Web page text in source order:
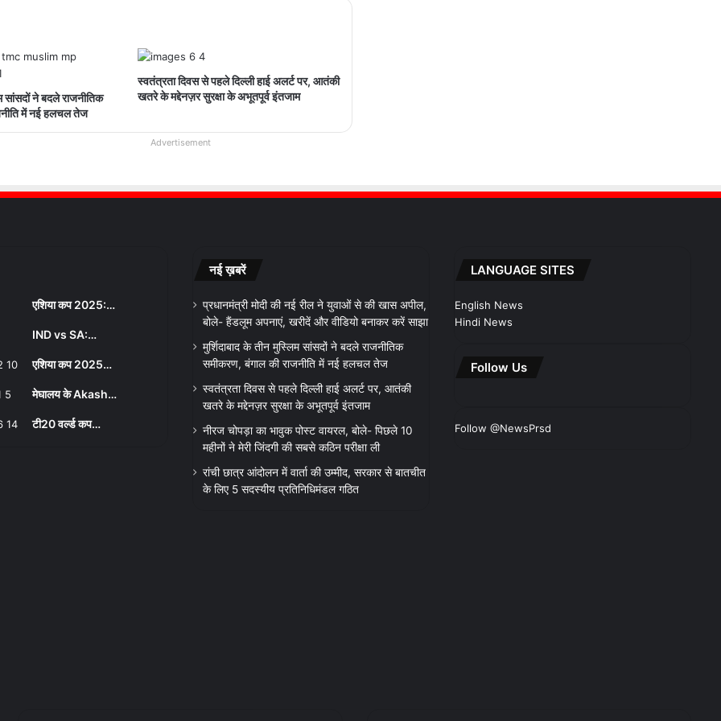
सांसदों ने बदले राजनीतिक
में नई हलचल तेज
स्वतंत्रता दिवस से पहले दिल्ली हाई अलर्ट पर, आतंकी
खतरे के मद्देनज़र सुरक्षा के अभूतपूर्व इंतजाम
Advertisement
एशिया कप 2025:…
IND vs SA:…
एशिया कप 2025…
मेघालय के Akash…
टी20 वर्ल्ड कप…
नई ख़बरें
प्रधानमंत्री मोदी की नई रील ने युवाओं से की खास अपील,
बोले- हैंडलूम अपनाएं, खरीदें और वीडियो बनाकर करें साझा
मुर्शिदाबाद के तीन मुस्लिम सांसदों ने बदले राजनीतिक
समीकरण, बंगाल की राजनीति में नई हलचल तेज
स्वतंत्रता दिवस से पहले दिल्ली हाई अलर्ट पर, आतंकी
खतरे के मद्देनज़र सुरक्षा के अभूतपूर्व इंतजाम
नीरज चोपड़ा का भावुक पोस्ट वायरल, बोले- पिछले 10
महीनों ने मेरी जिंदगी की सबसे कठिन परीक्षा ली
रांची छात्र आंदोलन में वार्ता की उम्मीद, सरकार से बातचीत
के लिए 5 सदस्यीय प्रतिनिधिमंडल गठित
LANGUAGE SITES
English News
Hindi News
Follow Us
Follow @NewsPrsd